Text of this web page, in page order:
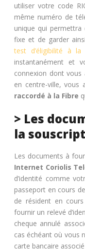
utiliser votre code
même numéro de
unique qui permettra
fixe et de garder
test d’éligibilité à la
instantanément et
connexion dont vous
en centre-ville, vous
raccordé à la Fibre
> Les
la
Les documents à
Internet Coriolis
d’identité comme
passeport en cours
de résident en
fournir un relevé
cheque annulé
cas échéant où vous
carte bancaire